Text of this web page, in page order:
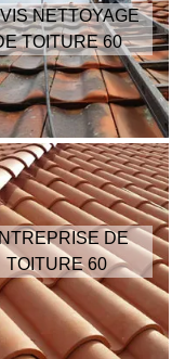
NETTOYAGE
TOITURE 60
DE
TOITURE 60